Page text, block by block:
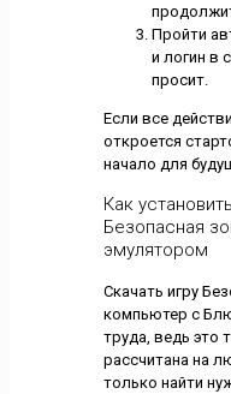
Пройти
и логин в
просит.
Если все
откроется
начало для
Как
Безопасная
эмулятором
Скачать игру
компьютер с
труда, ведь это
рассчитана на
только найти